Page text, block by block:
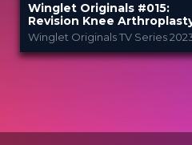
Winglet Originals #015:
Revision Knee
Winglet